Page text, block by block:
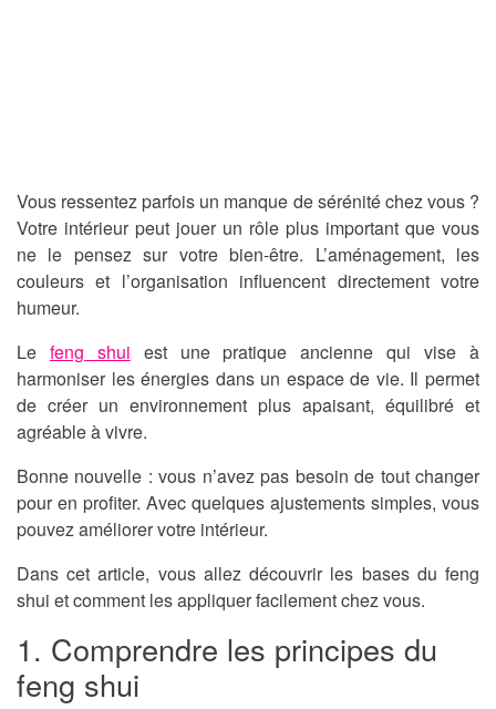
Vous ressentez parfois un manque de sérénité chez vous ?
Votre intérieur peut jouer un rôle plus important que vous
ne le pensez sur votre bien-être. L’aménagement, les
couleurs et l’organisation influencent directement votre
humeur.
Le feng shui est une pratique ancienne qui vise à
harmoniser les énergies dans un espace de vie. Il permet
de créer un environnement plus apaisant, équilibré et
agréable à vivre.
Bonne nouvelle : vous n’avez pas besoin de tout changer
pour en profiter. Avec quelques ajustements simples, vous
pouvez améliorer votre intérieur.
Dans cet article, vous allez découvrir les bases du feng
shui et comment les appliquer facilement chez vous.
1. Comprendre les principes du
feng shui